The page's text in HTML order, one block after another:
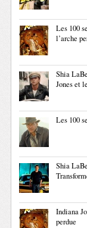
Les 100
l’arche
Shia
Jones et
Les 100
Shia
Indiana
perdue